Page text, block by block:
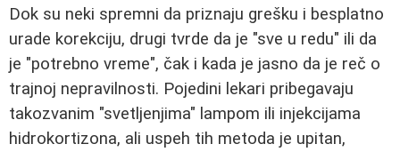
Dok su neki spremni da priznaju grešku i besplatno
urade korekciju, drugi tvrde da je "sve u redu" ili da
je "potrebno vreme", čak i kada je jasno da je reč o
trajnoj nepravilnosti. Pojedini lekari pribegavaju
takozvanim "svetljenjima" lampom ili injekcijama
hidrokortizona, ali uspeh tih metoda je upitan,